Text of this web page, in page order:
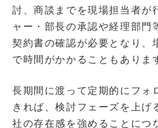
討、商談までを現場担当者が
ャー・部長の承認や経理部門
契約書の確認が必要となり、
で時間がかかることもありま
長期間に渡って定期的にフォ
きれば、検討フェーズを上げ
社の存在感を強めることにつ